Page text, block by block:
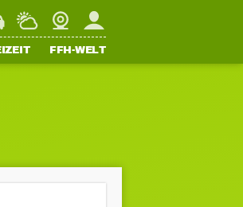
WetterWebcamMein FFH
FFH-WELT